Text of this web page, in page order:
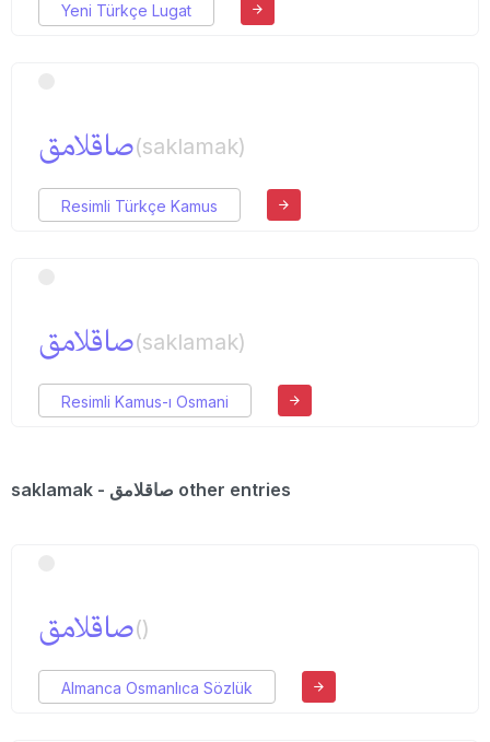
Yeni Türkçe Lugat
صاقلامق(saklamak)
Resimli Türkçe Kamus
صاقلامق(saklamak)
Resimli Kamus-ı Osmani
saklamak - صاقلامق other entries
صاقلامق()
Almanca Osmanlıca Sözlük